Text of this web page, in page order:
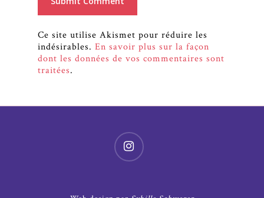
Ce site utilise Akismet pour réduire les
indésirables. En savoir plus sur la façon
dont les données de vos commentaires sont
traitées.